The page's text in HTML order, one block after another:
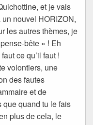
et je vais
nouvel HORIZON,
les autres thèmes, je
bête » ! Eh
ce qu’il faut !
volontiers, une
des fautes
et de
quand tu le fais
plus de cela, le